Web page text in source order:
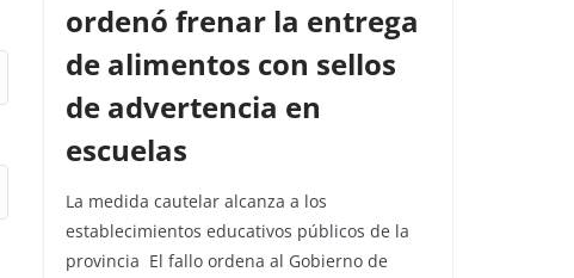
ordenó frenar la entrega
de alimentos con sellos
de advertencia en
escuelas
La medida cautelar alcanza a los
establecimientos educativos públicos de la
provincia El fallo ordena al Gobierno de